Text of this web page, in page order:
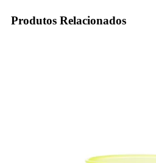
Produtos Relacionados